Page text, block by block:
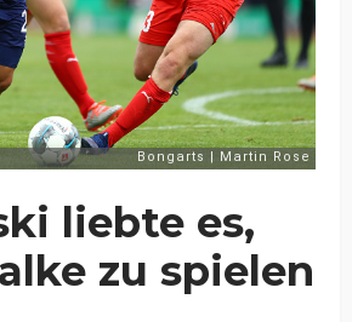
liebte es,
zu spielen